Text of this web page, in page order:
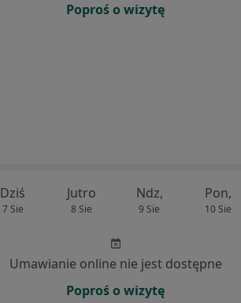
Poproś o wizytę
Dziś
7 Sie
Jutro
8 Sie
Ndz,
9 Sie
Pon,
10 Sie
Umawianie online nie jest dostępne
Poproś o wizytę